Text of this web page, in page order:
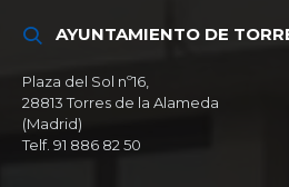
AYUNTAMIENTO DE
Plaza del Sol nº16,
28813 Torres de la Alameda
(Madrid)
Telf. 91 886 82 50